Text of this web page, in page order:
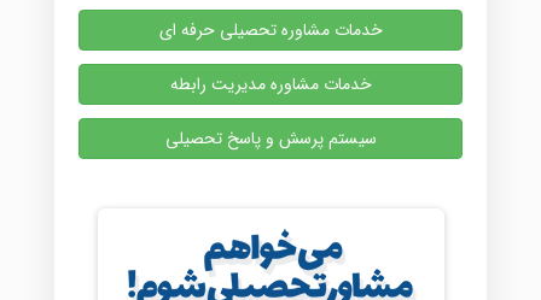
خدمات مشاوره تحصیلی حرفه ای
خدمات مشاوره مدیریت رابطه
سیستم پرسش و پاسخ تحصیلی